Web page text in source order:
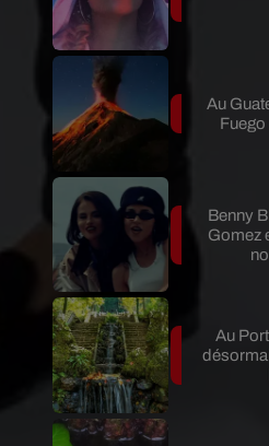
Au
Fuego
Benny
Gomez
Au